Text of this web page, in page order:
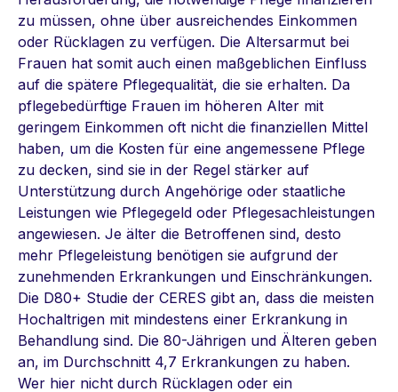
zu müssen, ohne über ausreichendes Einkommen
oder Rücklagen zu verfügen. Die Altersarmut bei
Frauen hat somit auch einen maßgeblichen Einfluss
auf die spätere Pflegequalität, die sie erhalten. Da
pflegebedürftige Frauen im höheren Alter mit
geringem Einkommen oft nicht die finanziellen Mittel
haben, um die Kosten für eine angemessene Pflege
zu decken, sind sie in der Regel stärker auf
Unterstützung durch Angehörige oder staatliche
Leistungen wie Pflegegeld oder Pflegesachleistungen
angewiesen. Je älter die Betroffenen sind, desto
mehr Pflegeleistung benötigen sie aufgrund der
zunehmenden Erkrankungen und Einschränkungen.
Die D80+ Studie der CERES gibt an, dass die meisten
Hochaltrigen mit mindestens einer Erkrankung in
Behandlung sind. Die 80-Jährigen und Älteren geben
an, im Durchschnitt 4,7 Erkrankungen zu haben.
Wer hier nicht durch Rücklagen oder ein